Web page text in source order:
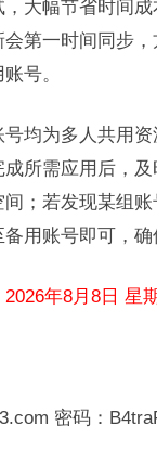
大幅节省时间
第一时间同步
号。
均为多人共用
所需应用后，
；若发现某组
用账号即可，确
年8月8日 星
密码：